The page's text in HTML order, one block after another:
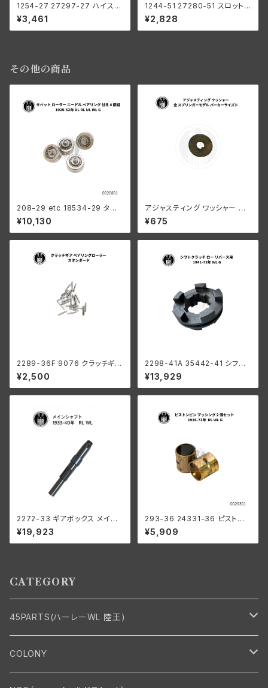
1254-27 27297-27 ハイスピ
ード ニードル アジャスタブル ハ
ーレーダビッドソン 1.1/4 インチ
リンカートキャブレーター
¥3,461
1244-51 27280-51 スロットル
ディスク ハーレーダビッドソン
1.1/2 インチ キャブレーター M7
4 M74B パンヘッド
¥2,828
その他の商品
208-29 etc 18534-29 タペ
ットローラーセット ベアリング付
き ４個組
¥10,130
アジャスティング ワッシャー ハ
ーレーダビッドソン 全スプリン
ガーモデル パーカーライズド
¥675
2289-36F 9076 クラッチギア
ベアリングローラー 0004" オ
ーバーサイズ 44個 ハーレーダ
ビッドソン
¥2,500
2298-41A 35442-41 シフト
クラッチ ロー リバース用 ハー
レーダビッドソン 1941-73年
WL G
¥13,929
2272-33 ギアボックス メイン
シャフト 1933-1940年
¥19,923
293-36 24331-36 ピストン
ピンブッシング 2個組
¥5,909
CATEGORY
45PARTS(ハーレーWL 陸王)
エンジン
COLONY